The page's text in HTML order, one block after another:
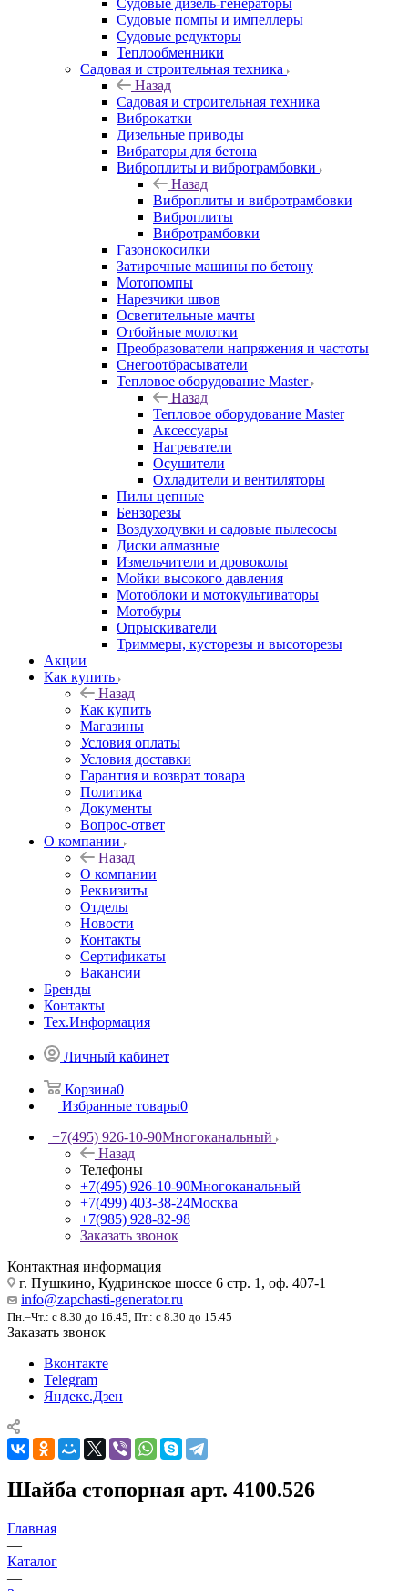
Судовые дизель-генераторы
Судовые помпы и импеллеры
Судовые редукторы
Теплообменники
Садовая и строительная техника
Назад
Садовая и строительная техника
Виброкатки
Дизельные приводы
Вибраторы для бетона
Виброплиты и вибротрамбовки
Назад
Виброплиты и вибротрамбовки
Виброплиты
Вибротрамбовки
Газонокосилки
Затирочные машины по бетону
Мотопомпы
Нарезчики швов
Осветительные мачты
Отбойные молотки
Преобразователи напряжения и частоты
Снегоотбрасыватели
Тепловое оборудование Master
Назад
Тепловое оборудование Master
Аксессуары
Нагреватели
Осушители
Охладители и вентиляторы
Пилы цепные
Бензорезы
Воздуходувки и садовые пылесосы
Диски алмазные
Измельчители и дровоколы
Мойки высокого давления
Мотоблоки и мотокультиваторы
Мотобуры
Опрыскиватели
Триммеры, кусторезы и высоторезы
Акции
Как купить
Назад
Как купить
Магазины
Условия оплаты
Условия доставки
Гарантия и возврат товара
Политика
Документы
Вопрос-ответ
О компании
Назад
О компании
Реквизиты
Отделы
Новости
Контакты
Сертификаты
Вакансии
Бренды
Контакты
Тех.Информация
Личный кабинет
Корзина0
Избранные товары0
+7(495) 926-10-90Многоканальный
Назад
Телефоны
+7(495) 926-10-90Многоканальный
+7(499) 403-38-24Москва
+7(985) 928-82-98
Заказать звонок
Контактная информация
г. Пушкино, Кудринское шоссе 6 стр. 1, оф. 407-1
info@zapchasti-generator.ru
Пн.–Чт.: с 8.30 до 16.45, Пт.: с 8.30 до 15.45
Заказать звонок
Вконтакте
Telegram
Яндекс.Дзен
Шайба стопорная арт. 4100.526
Главная
—
Каталог
—